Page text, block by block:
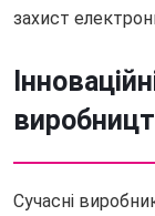
захист
Сучасні